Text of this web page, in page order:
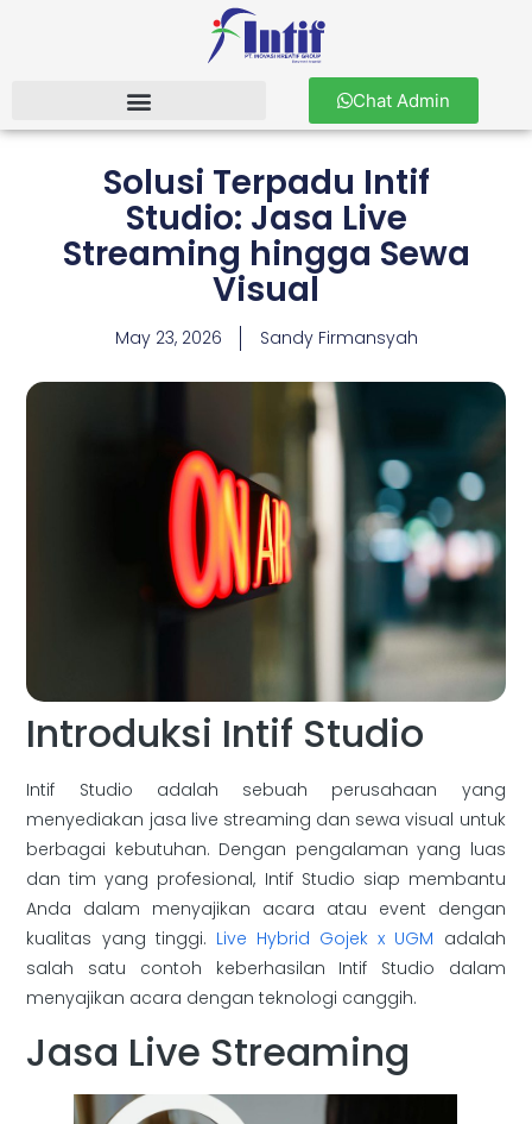
Chat Admin
Solusi Terpadu Intif
Studio: Jasa Live
Streaming hingga Sewa
Visual
May 23, 2026 Sandy Firmansyah
Introduksi Intif Studio
Intif Studio adalah sebuah perusahaan yang
menyediakan jasa live streaming dan sewa visual untuk
berbagai kebutuhan. Dengan pengalaman yang luas
dan tim yang profesional, Intif Studio siap membantu
Anda dalam menyajikan acara atau event dengan
kualitas yang tinggi. Live Hybrid Gojek x UGM adalah
salah satu contoh keberhasilan Intif Studio dalam
menyajikan acara dengan teknologi canggih.
Jasa Live Streaming